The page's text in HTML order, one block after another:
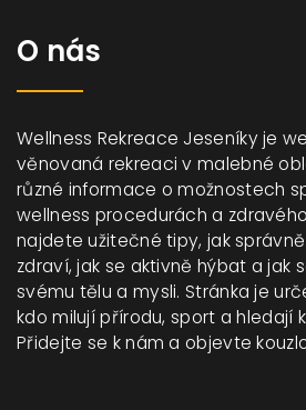
O nás
Wellness Rekreace Jeseníky je
věnovaná rekreaci v malebné
různé informace o možnostech
wellness procedurách a
najdete užitečné tipy, jak
zdraví, jak se aktivně hýbat a jak
svému tělu a mysli. Stránka je
kdo milují přírodu, sport a hledají
Přidejte se k nám a objevte